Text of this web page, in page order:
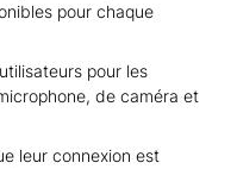
pour chaque
pour les
de caméra et
leur connexion est